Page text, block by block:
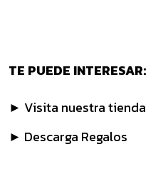
TE PUEDE INTERESAR:
► Visita nuestra tienda
► Descarga Regalos